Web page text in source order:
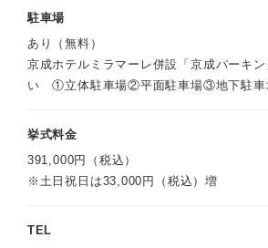
駐車場
あり（無料）
京成ホテルミラマーレ併設「京成パーキ
い ①立体駐車場②平面駐車場③地下駐車
挙式料金
391,000円（税込）
※土日祝日は33,000円（税込）増
TEL